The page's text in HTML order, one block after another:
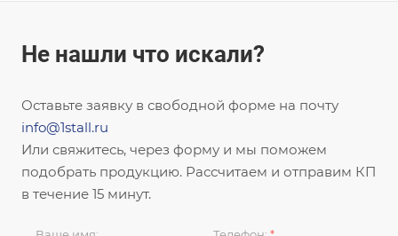
Не нашли что искали?
Оставьте заявку в свободной форме на почту
info@1stall.ru
Или свяжитесь, через форму и мы поможем
подобрать продукцию. Рассчитаем и отправим КП
в течение 15 минут.